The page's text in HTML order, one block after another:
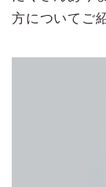
方についてご